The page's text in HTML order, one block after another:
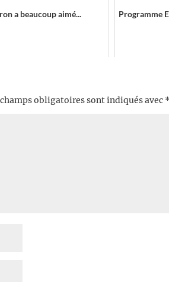
a beaucoup aimé... Programme
obligatoires sont indiqués avec